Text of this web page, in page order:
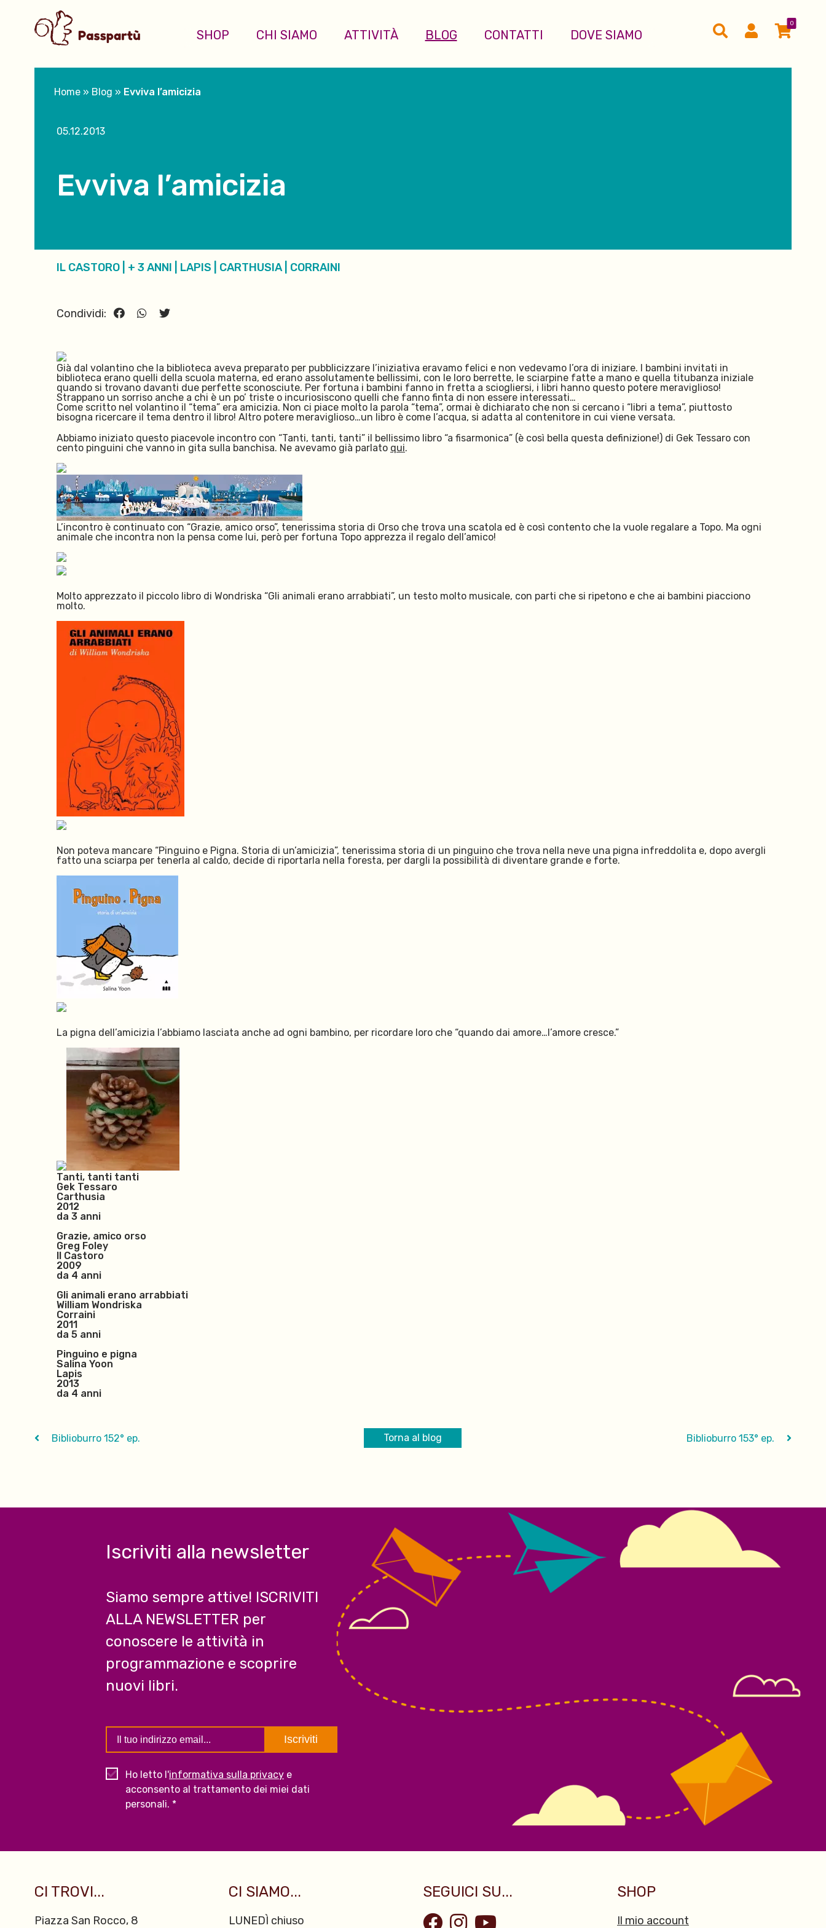
SHOP CHI SIAMO ATTIVITÀ BLOG CONTATTI DOVE SIAMO
0
Home » Blog » Evviva l’amicizia
05.12.2013
Evviva l’amicizia
IL CASTORO + 3 ANNI LAPIS CARTHUSIA| CORRAINI
Condividi:
Già dal volantino che la biblioteca aveva preparato per pubblicizzare l’iniziativa eravamo felici e non vedevamo l’ora di iniziare. I bambini invitati in
biblioteca erano quelli della scuola materna, ed erano assolutamente bellissimi, con le loro berrette, le sciarpine fatte a mano e quella titubanza iniziale
quando si trovano davanti due perfette sconosciute. Per fortuna i bambini fanno in fretta a sciogliersi, i libri hanno questo potere meraviglioso!
Strappano un sorriso anche a chi è un po’ triste o incuriosiscono quelli che fanno finta di non essere interessati…
Come scritto nel volantino il “tema” era amicizia. Non ci piace molto la parola “tema”, ormai è dichiarato che non si cercano i “libri a tema”, piuttosto
bisogna ricercare il tema dentro il libro! Altro potere meraviglioso…un libro è come l’acqua, si adatta al contenitore in cui viene versata.
Abbiamo iniziato questo piacevole incontro con “Tanti, tanti, tanti” il bellissimo libro “a fisarmonica” (è così bella questa definizione!) di Gek Tessaro con
cento pinguini che vanno in gita sulla banchisa. Ne avevamo già parlato qui.
L’incontro è continuato con “Grazie, amico orso”, tenerissima storia di Orso che trova una scatola ed è così contento che la vuole regalare a Topo. Ma ogni
animale che incontra non la pensa come lui, però per fortuna Topo apprezza il regalo dell’amico!
Molto apprezzato il piccolo libro di Wondriska “Gli animali erano arrabbiati”, un testo molto musicale, con parti che si ripetono e che ai bambini piacciono
molto.
Non poteva mancare “Pinguino e Pigna. Storia di un’amicizia”, tenerissima storia di un pinguino che trova nella neve una pigna infreddolita e, dopo avergli
fatto una sciarpa per tenerla al caldo, decide di riportarla nella foresta, per dargli la possibilità di diventare grande e forte.
La pigna dell’amicizia l’abbiamo lasciata anche ad ogni bambino, per ricordare loro che “quando dai amore…l’amore cresce.”
Tanti, tanti tanti
Gek Tessaro
Carthusia
2012
da 3 anni
Grazie, amico orso
Greg Foley
Il Castoro
2009
da 4 anni
Gli animali erano arrabbiati
William Wondriska
Corraini
2011
da 5 anni
Pinguino e pigna
Salina Yoon
Lapis
2013
da 4 anni
Biblioburro 152° ep. Torna al blog Biblioburro 153° ep.
Iscriviti alla newsletter
Siamo sempre attive! ISCRIVITI
ALLA NEWSLETTER per
conoscere le attività in
programmazione e scoprire
nuovi libri.
Ho letto l'informativa sulla privacy e
acconsento al trattamento dei miei dati
personali. *
CI TROVI...
Piazza San Rocco, 8
CI SIAMO...
LUNEDÌ chiuso
SEGUICI SU... SHOP
Il mio account